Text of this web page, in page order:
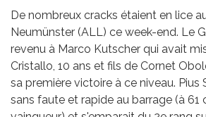
De nombreux cracks étaient en lice
Neumünster (ALL) ce week-end. Le
revenu à Marco Kutscher qui avait
Cristallo, 10 ans et fils de Cornet
sa première victoire à ce niveau. Pius
sans faute et rapide au barrage (à 61